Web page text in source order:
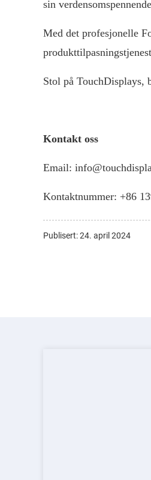
sin
Med det profesjonelle
Stol på TouchDisplays,
Kontakt oss
Email:
Kontaktnummer: +86
Publisert: 24. april 2024